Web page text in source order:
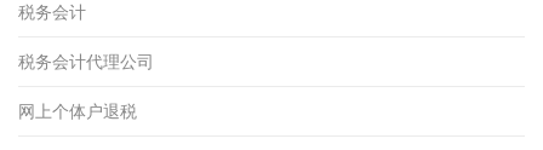
税务会计
税务会计代理公司
网上个体户退税